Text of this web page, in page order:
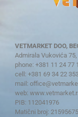
VETMARKET DOO,
Admirala Vukovića 75,
phone: +381 11 24 77
cell: +381 69 34 22
mail:
web:
PIB: 112041976
Matični broj: 21595675